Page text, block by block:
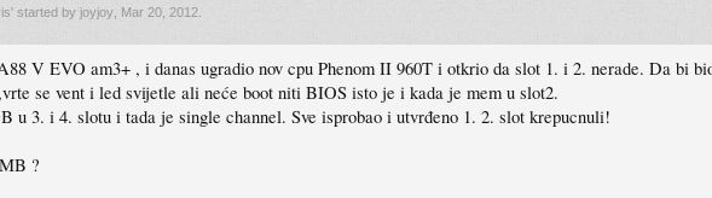
' started by joyjoy Mar 20, 2012
V EVO am3+ , i danas ugradio nov cpu Phenom II 960T i otkrio da slot 1. i 2. nerade. Da bi
se vent i led svijetle ali neće boot niti BIOS isto je i kada je mem u slot2.
u 3. i 4. slotu i tada je single channel. Sve isprobao i utvrđeno 1. 2. slot krepucnuli!
?